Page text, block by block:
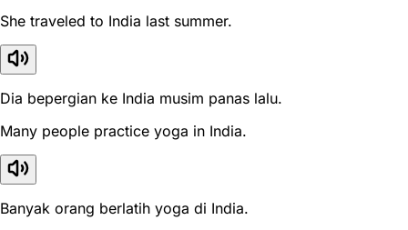
She traveled to India last summer.
Dia bepergian ke India musim panas lalu.
Many people practice yoga in India.
Banyak orang berlatih yoga di India.